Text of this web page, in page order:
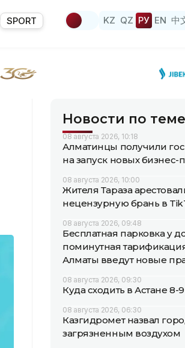
SPORT KZ QZ РУ EN 中
Новости по теме
08 августа 2026, 10:18
Алматинцы получили
на запуск новых бизнес-
08 августа 2026, 10:00
Жителя Тараза
нецензурную брань в
08 августа 2026, 09:48
Бесплатная парковка у
поминутная
Алматы введут новые
08 августа 2026, 09:30
Куда сходить в Астане 8-9
08 августа 2026, 06:30
Казгидромет назвал
загрязненным воздухом